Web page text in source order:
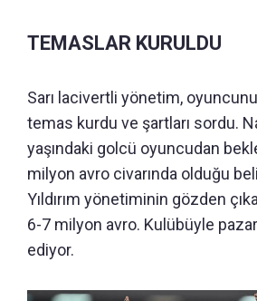
TEMASLAR KURULDU
Sarı lacivertli yönetim,
temas kurdu ve şartları sordu.
yaşındaki golcü oyuncudan
milyon avro civarında olduğu
Yıldırım yönetiminin gözden
6-7 milyon avro. Kulübüyle
ediyor.